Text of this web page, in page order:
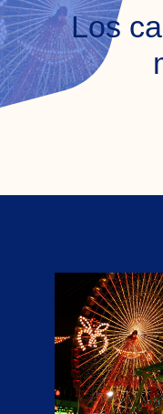
BLOG
EMPLEO
Los